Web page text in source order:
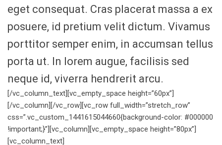
eget consequat. Cras placerat massa a ex
posuere, id pretium velit dictum. Vivamus
porttitor semper enim, in accumsan tellus
porta ut. In lorem augue, facilisis sed
neque id, viverra hendrerit arcu.
[/vc_column_text][vc_empty_space height=”60px”]
[/vc_column][/vc_row][vc_row full_width=”stretch_row”
css=”.vc_custom_1441615044660{background-color: #000000
!important;}”][vc_column][vc_empty_space height=”80px”]
[vc_column_text]